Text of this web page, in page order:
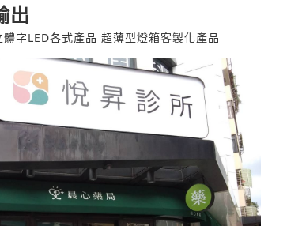
出
字LED各式產品 超薄型燈箱客製化產品